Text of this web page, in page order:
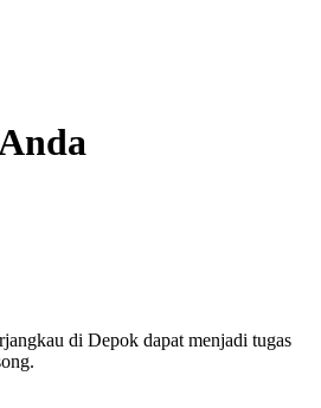
di Depok dapat menjadi tugas